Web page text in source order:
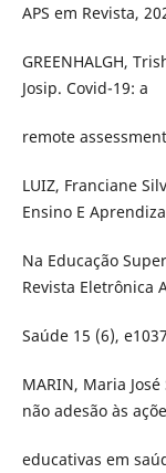
APS em Revista,
GREENHALGH,
Josip. Covid-19: a
remote
LUIZ, Franciane
Ensino E
Na Educação
Revista Eletrônica
Saúde 15 (6),
MARIN, Maria
não adesão às
educativas em